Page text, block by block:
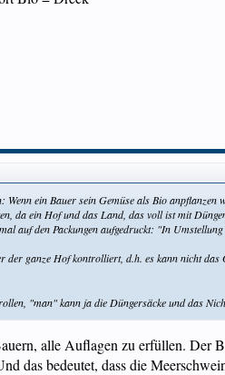
ein Bauer sein Gemüse als Bio
da ein Hof und das Land, das voll ist mit
auf den Packungen aufgedruckt: "In
ganze Hof kontrolliert, d.h. es kann nicht
"man" kann ja die Düngersäcke und das
alle Auflagen zu erfüllen. Der
das bedeutet, dass die